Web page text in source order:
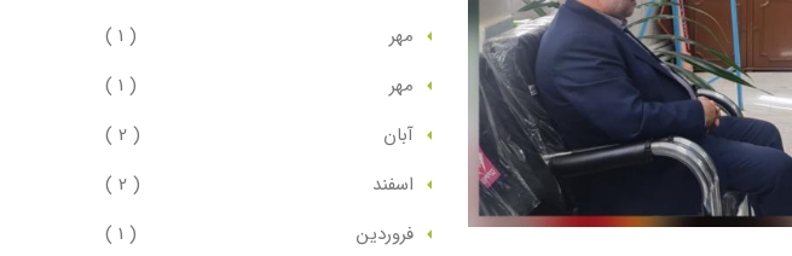
مهر
( 1 )
مهر
( 1 )
آبان
( 2 )
اسفند
( 2 )
فروردين
( 1 )